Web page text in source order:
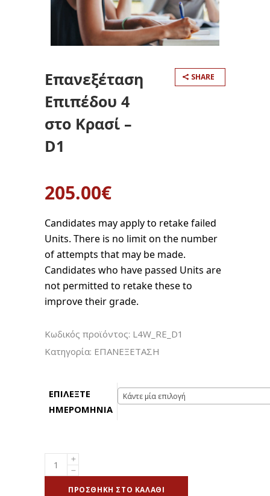
Επανεξέταση
Επιπέδου 4
στο Κρασί –
D1
SHARE
205.00€
Candidates may apply to retake failed
Units. There is no limit on the number
of attempts that may be made.
Candidates who have passed Units are
not permitted to retake these to
improve their grade.
Κωδικός προϊόντος: L4W_RE_D1
Κατηγορία: ΕΠΑΝΕΞΕΤΑΣΗ
ΕΠΙΛΕΞΤΕ
ΗΜΕΡΟΜΗΝΙΑ
Κάντε μία επιλογή
ΠΡΟΣΘΉΚΗ ΣΤΟ ΚΑΛΆΘΙ